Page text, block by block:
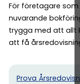
För företagare
nuvarande
trygga med att allt
att få
Prova